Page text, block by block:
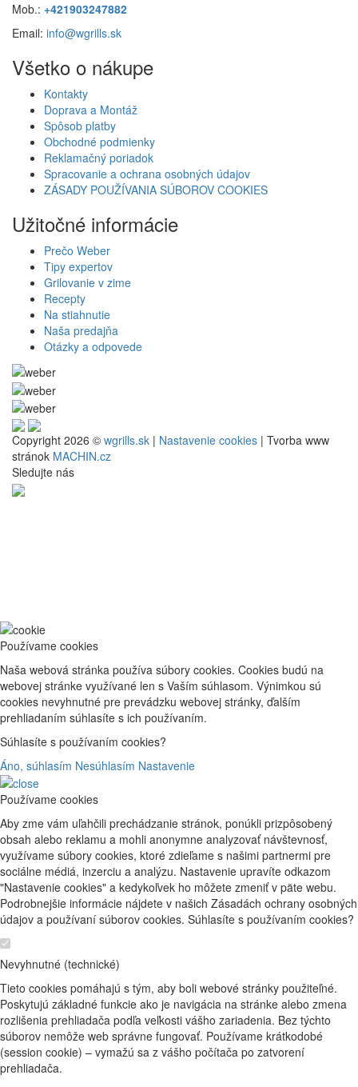
Mob.: +421903247882
Email: info@wgrills.sk
Všetko o nákupe
Kontakty
Doprava a Montáž
Spôsob platby
Obchodné podmienky
Reklamačný poriadok
Spracovanie a ochrana osobných údajov
ZÁSADY POUŽÍVANIA SÚBOROV COOKIES
Užitočné informácie
Prečo Weber
Tipy expertov
Grilovanie v zime
Recepty
Na stiahnutie
Naša predajňa
Otázky a odpovede
Copyright 2026 © wgrills.sk | Nastavenie cookies | Tvorba www
stránok MACHIN.cz
Sledujte nás
Používame cookies
Naša webová stránka používa súbory cookies. Cookies budú na
webovej stránke využívané len s Vaším súhlasom. Výnimkou sú
cookies nevyhnutné pre prevádzku webovej stránky, ďalším
prehliadaním súhlasíte s ich používaním.
Súhlasíte s používaním cookies?
Áno, súhlasím Nesúhlasím Nastavenie
Používame cookies
Aby zme vám uľahčili prechádzanie stránok, ponúkli prizpôsobený
obsah alebo reklamu a mohli anonymne analyzovať návštevnosť,
využívame súbory cookies, ktoré zdieľame s našimi partnermi pre
sociálne médiá, inzerciu a analýzu. Nastavenie upravíte odkazom
"Nastavenie cookies" a kedykoľvek ho môžete zmeniť v päte webu.
Podrobnejšie informácie nájdete v našich Zásadách ochrany osobných
údajov a používaní súborov cookies. Súhlasíte s používaním cookies?
Nevyhnutné (technické)
Tieto cookies pomáhajú s tým, aby boli webové stránky použiteľné.
Poskytujú základné funkcie ako je navigácia na stránke alebo zmena
rozlišenia prehliadača podľa veľkosti vášho zariadenia. Bez týchto
súborov nemôže web správne fungovať. Používame krátkodobé
(session cookie) – vymažú sa z vášho počítača po zatvorení
prehliadača.